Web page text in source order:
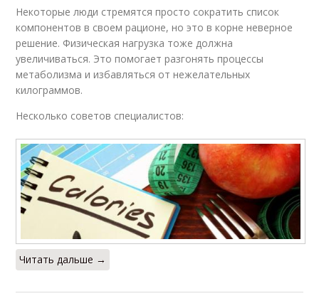
Некоторые люди стремятся просто сократить список
компонентов в своем рационе, но это в корне неверное
решение. Физическая нагрузка тоже должна
увеличиваться. Это помогает разгонять процессы
метаболизма и избавляться от нежелательных
килограммов.
Несколько советов специалистов:
Читать дальше →